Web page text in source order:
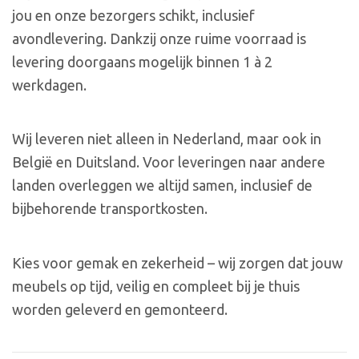
jou en onze bezorgers schikt, inclusief
avondlevering. Dankzij onze ruime voorraad is
levering doorgaans mogelijk binnen 1 à 2
werkdagen.
Wij leveren niet alleen in Nederland, maar ook in
België en Duitsland. Voor leveringen naar andere
landen overleggen we altijd samen, inclusief de
bijbehorende transportkosten.
Kies voor gemak en zekerheid – wij zorgen dat jouw
meubels op tijd, veilig en compleet bij je thuis
worden geleverd en gemonteerd.